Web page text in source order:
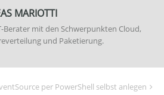
MARIOTTI
mit den Schwerpunkten Cloud,
und Paketierung.
per PowerShell selbst anlegen